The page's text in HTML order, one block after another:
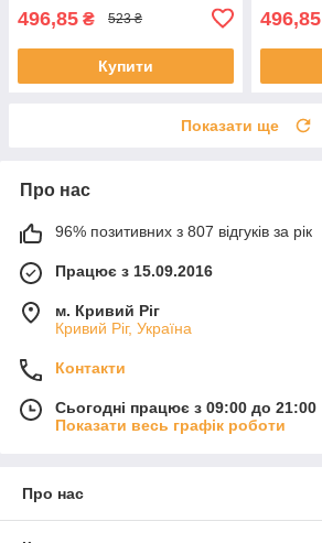
496,85 ₴ 523 ₴
Купити
496,85
Показати ще
Про нас
96% позитивних з 807 відгуків за рік
Працює з 15.09.2016
м. Кривий Ріг
Кривий Ріг, Україна
Контакти
Сьогодні працює з 09:00 до 21:00
Показати весь графік роботи
Про нас